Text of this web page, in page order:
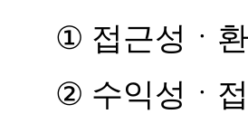
① 접근성 ㆍ
② 수익성 ㆍ